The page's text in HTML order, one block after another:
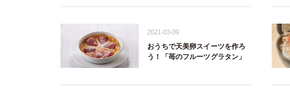
2021-03-09
おうちで天美卵スイーツを作ろ
う！「苺のフルーツグラタン」